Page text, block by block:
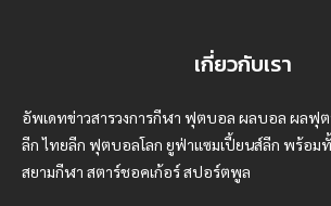
เกี่ยวกับเรา
อัพเดทข่าวสารวงการกีฬา ฟุตบอล ผลบอล ผลฟุ
ลีก ไทยลีก ฟุตบอลโลก ยูฟ่าแซมเปี้ยนส์ลีก พร้อม
สยามกีฬา สตาร์ชอคเก้อร์ สปอร์ตพูล